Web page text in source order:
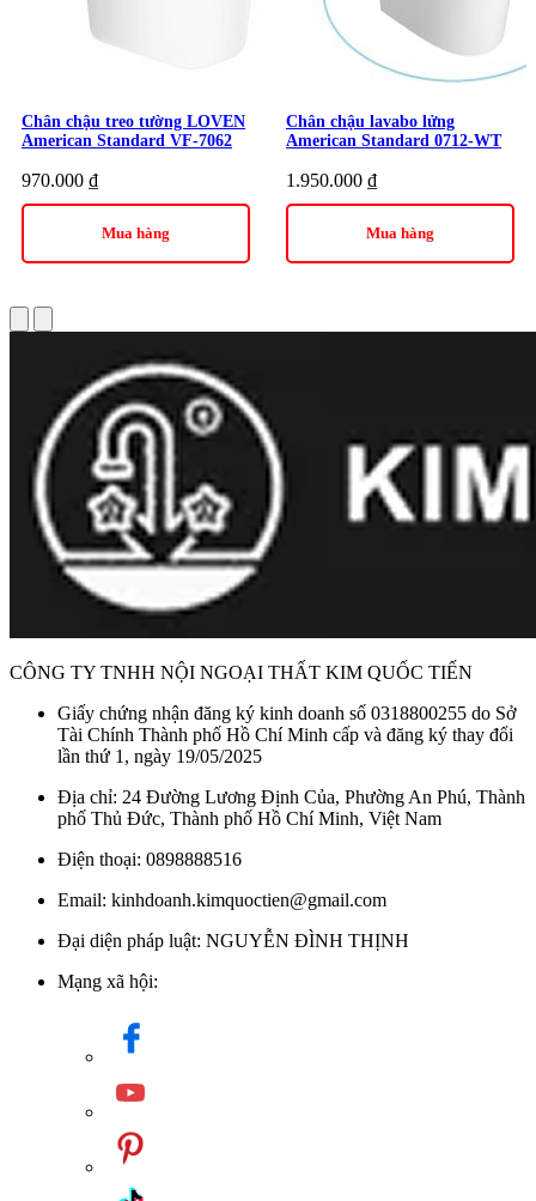
Chân chậu treo tường LOVEN
American Standard VF-7062
970.000 ₫
Mua hàng
Chân chậu lavabo lửng
American Standard 0712-WT
1.950.000 ₫
Mua hàng
CÔNG TY TNHH NỘI NGOẠI THẤT KIM QUỐC TIẾN
Giấy chứng nhận đăng ký kinh doanh số 0318800255 do Sở
Tài Chính Thành phố Hồ Chí Minh cấp và đăng ký thay đổi
lần thứ 1, ngày 19/05/2025
Địa chỉ: 24 Đường Lương Định Của, Phường An Phú, Thành
phố Thủ Đức, Thành phố Hồ Chí Minh, Việt Nam
Điện thoại: 0898888516
Email: kinhdoanh.kimquoctien@gmail.com
Đại diện pháp luật: NGUYỄN ĐÌNH THỊNH
Mạng xã hội: